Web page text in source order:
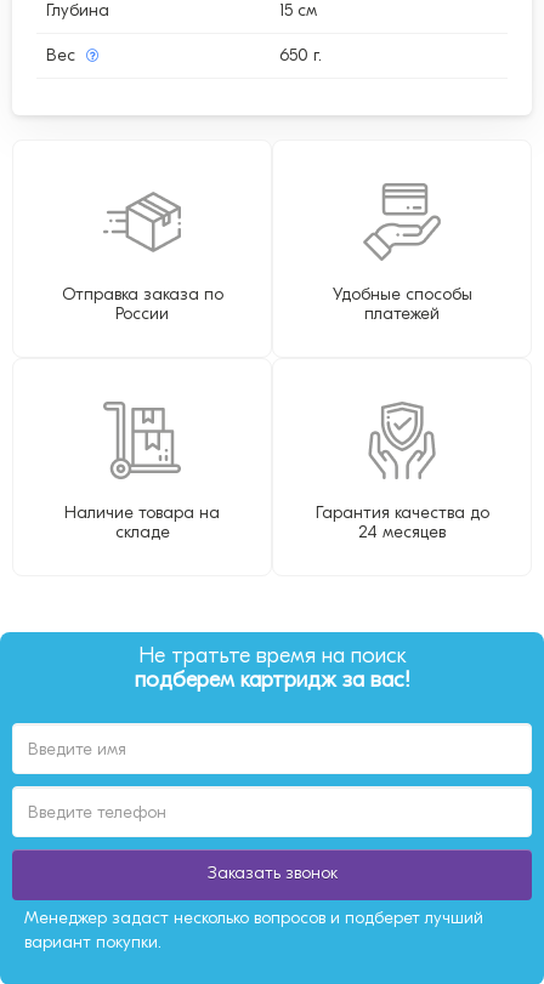
Глубина 15 см
Вес 650 г.
Отправка заказа по
России
Удобные способы
платежей
Наличие товара на
складе
Гарантия качества до
24 месяцев
Не тратьте время на поиск
подберем картридж за вас!
Заказать звонок
Менеджер задаст несколько вопросов и подберет лучший
вариант покупки.